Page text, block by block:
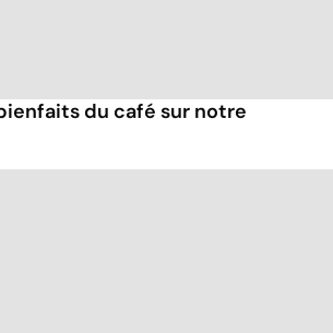
du café sur notre